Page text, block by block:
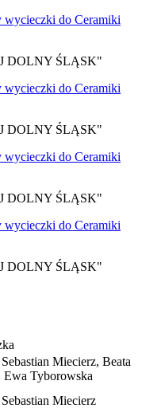
DOLNY ŚLĄSK"
DOLNY ŚLĄSK"
DOLNY ŚLĄSK"
DOLNY ŚLĄSK"
Miecierz, Beata
Ewa Tyborowska
Miecierz